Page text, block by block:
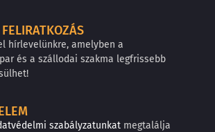
hírlevelünkre, amelyben a
és a szállodai szakma legfrissebb
szabályzatunkat megtalálja